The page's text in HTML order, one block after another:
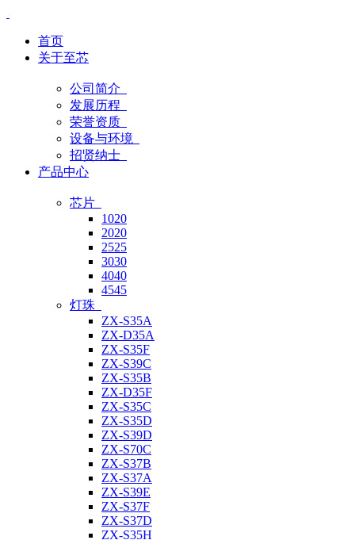
首页
关于至芯
公司简介
发展历程
荣誉资质
设备与环境
招贤纳士
产品中心
芯片
1020
2020
2525
3030
4040
4545
灯珠
ZX-S35A
ZX-D35A
ZX-S35F
ZX-S39C
ZX-S35B
ZX-D35F
ZX-S35C
ZX-S35D
ZX-S39D
ZX-S70C
ZX-S37B
ZX-S37A
ZX-S39E
ZX-S37F
ZX-S37D
ZX-S35H